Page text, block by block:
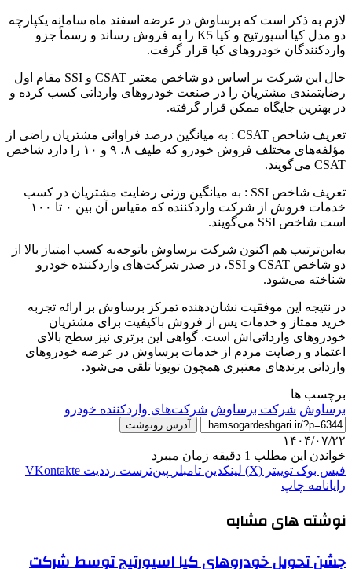
لازم به ذکر است که برساوش در عرضه اسفند ماه سامانه یکپارچه
دو مدل کیا اسپورتیج و کیا K5 را به فروش رساند و رسماً جزو
واردکنندگان خودروهای کیا قرار گرفت.
حال این شرکت بر اساس دو شاخص معتبر CSAT و SSI مقام اول
رضایتمندی مشتریان را در صنعت خودروهای وارداتی کسب کرده و
در بهترین جایگاه ممکن قرار گرفته.
تعریف شاخص CSAT : به میانگین درصد فراوانی مشتریان راضی از
مؤلفه‌های مختلف فروش خودرو که طیف ۸، ۹ و ۱۰ را دارد شاخص
CSAT می‌گویند.
تعریف شاخص SSI : به میانگین وزنی رضایت مشتریان در کسب
خدمات فروش از شرکت واردکننده که مقیاس آن بین ۰ تا ۱۰۰
است شاخص SSI می‌گویند.
به‌این‌ترتیب هم اکنون شرکت برساوش باتوجه‌به کسب امتیاز بالا از
دو شاخص CSAT و SSI، در صدر شرکت‌های واردکننده خودرو
شناخته می‌شود.
در نتیجه این موفقیت نشان‌دهنده تمرکز برساوش بر ارائه تجربه
خرید ممتاز و خدمات پس از فروش باکیفیت برای مشتریان
خودروهای وارداتی‌اش است. گواهی این برتری نیز سطح بالای
اعتماد و رضایت مردم از خدمات برساوش در عرضه خودروهای
وارداتی برندهای معتبری همچون تویوتا تلقی می‌شود.
برچسب ها
برساوش شرکت برساوش شرکت‌های واردکننده خودرو
آدرس رونوشت
۱۴۰۴/۰۷/۲۲
خواندن این مطلب 1 دقیقه زمان میبرد
فیس بوک توییتر (X) لینکدین ‫تامبلر ‫پین‌ترست ‫رددیت ‫VKontakte
رایانامه چاپ
نوشته های مشابه
جشن تحویل خودروهای کیا اسپورتیج توسط شرکت